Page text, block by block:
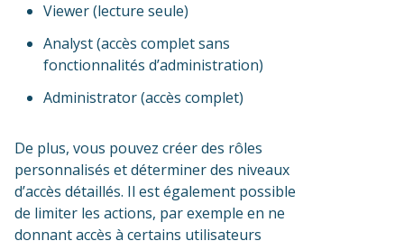
Viewer (lecture seule)
Analyst (accès complet sans
fonctionnalités d’administration)
Administrator (accès complet)
De plus, vous pouvez créer des rôles
personnalisés et déterminer des niveaux
d’accès détaillés. Il est également possible
de limiter les actions, par exemple en ne
donnant accès à certains utilisateurs